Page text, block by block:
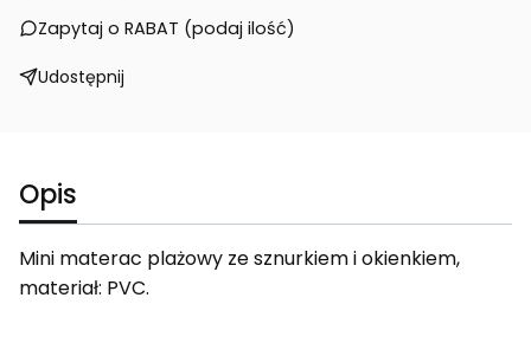
Zapytaj o RABAT (podaj ilość)
Udostępnij
Opis
Mini materac plażowy ze sznurkiem i okienkiem,
materiał: PVC.